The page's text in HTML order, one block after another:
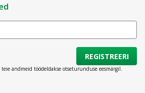
REGISTREERI
andmeid töödeldakse otseturunduse eesmärgil.